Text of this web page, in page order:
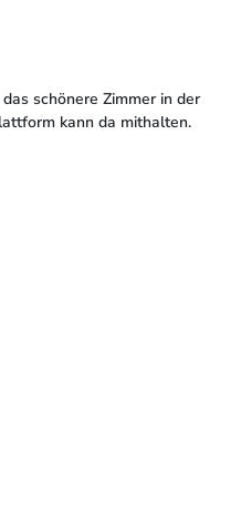
schönere Zimmer in der
kann da mithalten.